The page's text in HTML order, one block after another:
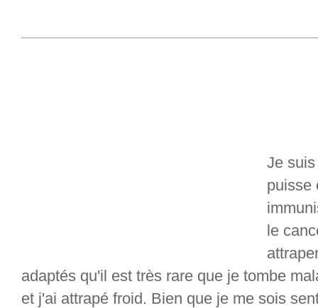
Je
puisse
le
adaptés qu'il est très rare que je tombe
et j'ai attrapé froid. Bien que je me sois